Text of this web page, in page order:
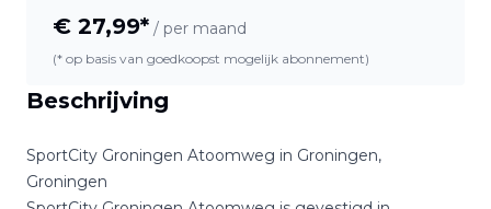
Beschrijving
SportCity Groningen Atoomweg in Groningen,
Groningen
€ 27,99* / per maand
(* op basis van goedkoopst mogelijk abonnement)